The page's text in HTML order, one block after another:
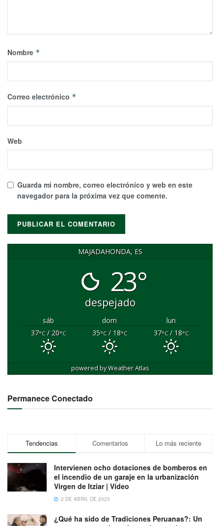
Nombre *
Correo electrónico *
Web
Guarda mi nombre, correo electrónico y web en este
navegador para la próxima vez que comente.
MAJADAHONDA, ES
23°
despejado
sáb dom
lun
37°C/ 20°C 35°C/ 18°C 37°C/ 18°C
powered byWeather Atlas
Permanece Conectado
Tendencias Comentarios Lo más reciente
Intervienen ocho dotaciones de bomberos en
el incendio de un garaje en la urbanización
Virgen de Itziar | Vídeo
2 DE ABRIL DE 2025
¿Qué ha sido de Tradiciones Peruanas?: Un